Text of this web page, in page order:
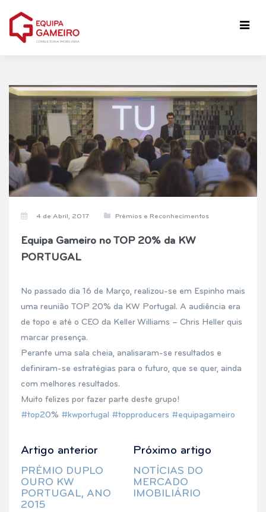
4 de Abril, 2017 Prémios e Reconhecimentos
Equipa Gameiro no TOP 20% da KW
PORTUGAL
No passado dia 16 de Março, realizou-se em Espinho mais
uma reunião TOP 20% da KW Portugal. A audiência era
de topo e até o CEO da Keller Williams – Chris Heller quis
marcar presença.
Perante uma sala cheia, analisaram-se resultados e
definiram-se estratégias para o futuro, que se quer, ainda
com melhores resultados.
Muito felizes por fazer parte deste grupo!
#top20% #kwportugal #topproducers #equipagameiro
Artigo anterior
PRÉMIO DUPLO
OURO KW
PORTUGAL, ANO
2015
Próximo artigo
NOTÍCIAS DO
MERCADO
IMOBILIÁRIO